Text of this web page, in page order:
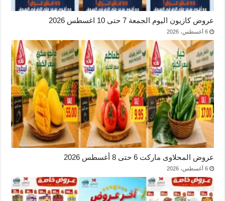
عروض كازيون اليوم الجمعة 7 حتى 10 اغسطس 2026
6 أغسطس، 2026
عروض المحلاوى ماركت 6 حتى 8 أغسطس 2026
6 أغسطس، 2026